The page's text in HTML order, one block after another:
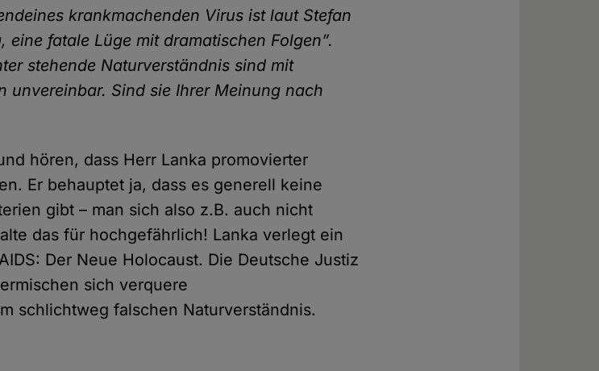
krankmachenden Virus ist laut Stefan
eine fatale Lüge mit dramatischen Folgen”.
stehende Naturverständnis sind mit
unvereinbar. Sind sie Ihrer Meinung nach
hören, dass Herr Lanka promovierter
Er behauptet ja, dass es generell keine
gibt – man sich also z.B. auch nicht
das für hochgefährlich! Lanka verlegt ein
Der Neue Holocaust. Die Deutsche Justiz
sich verquere
schlichtweg falschen Naturverständnis.